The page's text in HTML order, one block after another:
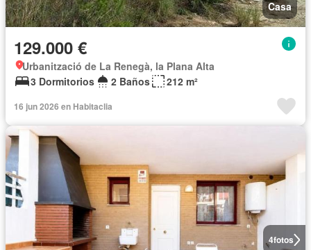
Casa
129.000 €
Urbanització de La Renegà, la Plana Alta
3 Dormitorios
2 Baños 212 m²
16 jun 2026 en Habitaclia
4fotos